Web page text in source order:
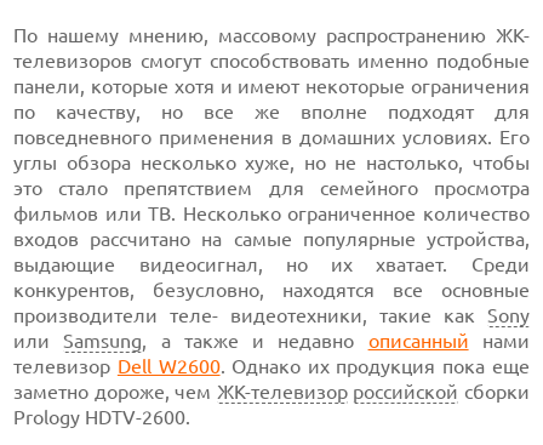
По нашему мнению, массовому распространению ЖК-
телевизоров смогут способствовать именно подобные
панели, которые хотя и имеют некоторые ограничения
по качеству, но все же вполне подходят для
повседневного применения в домашних условиях. Его
углы обзора несколько хуже, но не настолько, чтобы
это стало препятствием для семейного просмотра
фильмов или ТВ. Несколько ограниченное количество
входов рассчитано на самые популярные устройства,
выдающие видеосигнал, но их хватает. Среди
конкурентов, безусловно, находятся все основные
производители теле- видеотехники, такие как Sony
илиSamsung, а также и недавно описанный нами
телевизор Dell W2600. Однако их продукция пока еще
заметно дороже, чем ЖК-телевизор российской сборки
Prology HDTV-2600.